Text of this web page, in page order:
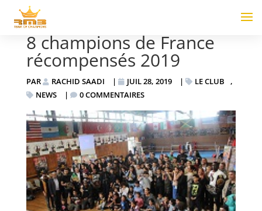
8 champions de France
récompensés 2019
PAR RACHID SAADI | JUIL 28, 2019 | LE CLUB
,
NEWS
| 0 COMMENTAIRES